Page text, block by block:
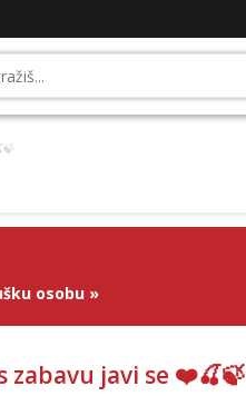
osobu »
zabavu javi se ❤️🍒🍃